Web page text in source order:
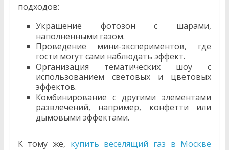
подходов:
Украшение фотозон с шарами,
наполненными газом.
Проведение мини-экспериментов, где
гости могут сами наблюдать эффект.
Организация тематических шоу с
использованием световых и цветовых
эффектов.
Комбинирование с другими элементами
развлечений, например, конфетти или
дымовыми эффектами.
К тому же, купить веселящий газ в Москве